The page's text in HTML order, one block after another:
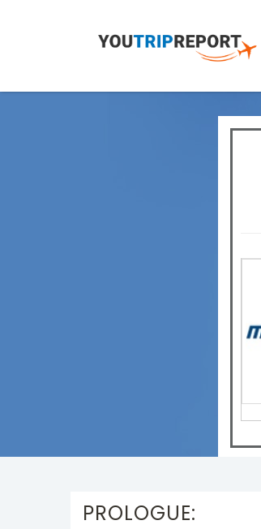
PROLOGUE: